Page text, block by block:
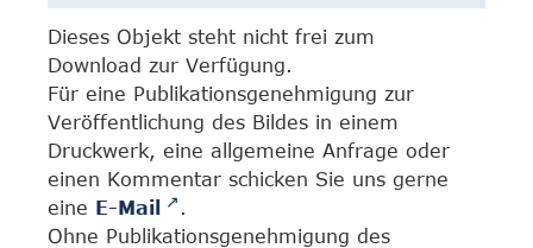
Dieses Objekt steht nicht frei zum
Download zur Verfügung.
Für eine Publikationsgenehmigung zur
Veröffentlichung des Bildes in einem
Druckwerk, eine allgemeine Anfrage oder
einen Kommentar schicken Sie uns gerne
eine E-Mail
.
Ohne Publikationsgenehmigung des